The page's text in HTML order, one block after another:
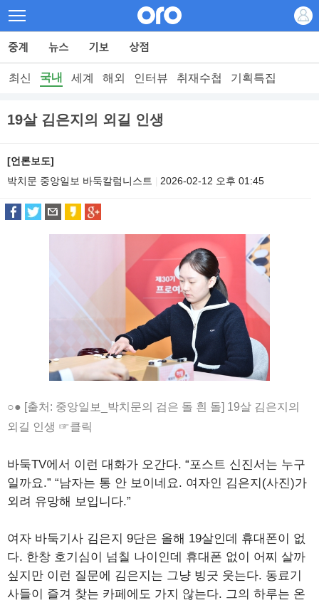
최신 국내 세계 해외 인터뷰 취재수첩 기획특집
19살 김은지의 외길 인생
[언론보도]
박치문 중앙일보 바둑칼럼니스트
2026-02-12 오후 01:45
○● [출처: 중앙일보_박치문의 검은 돌 흰 돌] 19살 김은지의
외길 인생 ☞클릭
바둑TV에서 이런 대화가 오간다. “포스트 신진서는 누구
일까요.” “남자는 통 안 보이네요. 여자인 김은지(사진)가
외려 유망해 보입니다.”
여자 바둑기사 김은지 9단은 올해 19살인데 휴대폰이 없
다. 한창 호기심이 넘칠 나이인데 휴대폰 없이 어찌 살까
싶지만 이런 질문에 김은지는 그냥 빙긋 웃는다. 동료기
사들이 즐겨 찾는 카페에도 가지 않는다. 그의 하루는 온